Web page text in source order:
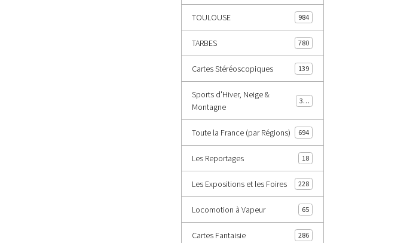
TOULOUSE 984
TARBES 780
Cartes Stéréoscopiques 139
Sports d'Hiver, Neige &
Montagne
343
Toute la France (par Régions) 694
Les Reportages 18
Les Expositions et les Foires 228
Locomotion à Vapeur 65
Cartes Fantaisie 286